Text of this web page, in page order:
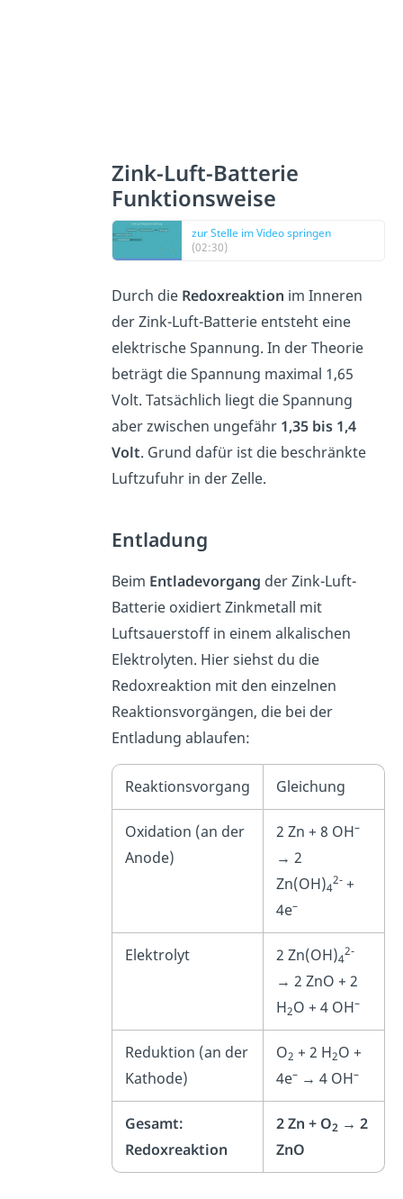
Zink-Luft-Batterie
Funktionsweise
zur Stelle im Video springen
(02:30)
Durch die Redoxreaktion im Inneren
der Zink-Luft-Batterie entsteht eine
elektrische Spannung. In der Theorie
beträgt die Spannung maximal 1,65
Volt. Tatsächlich liegt die Spannung
aber zwischen ungefähr 1,35 bis 1,4
Volt. Grund dafür ist die beschränkte
Luftzufuhr in der Zelle.
Entladung
Beim Entladevorgang der Zink-Luft-
Batterie oxidiert Zinkmetall mit
Luftsauerstoff in einem alkalischen
Elektrolyten. Hier siehst du die
Redoxreaktion mit den einzelnen
Reaktionsvorgängen, die bei der
Entladung ablaufen:
Reaktionsvorgang Gleichung
Oxidation (an der
Anode)
2 Zn + 8 OH–
→ 2
Zn(OH)4
2-+
4e–
Elektrolyt 2 Zn(OH)4
2-
→ 2 ZnO + 2
H2O + 4 OH–
Reduktion (an der
Kathode)
O2 + 2 H2O +
4e–→ 4 OH–
Gesamt:
Redoxreaktion
2 Zn + O2 → 2
ZnO